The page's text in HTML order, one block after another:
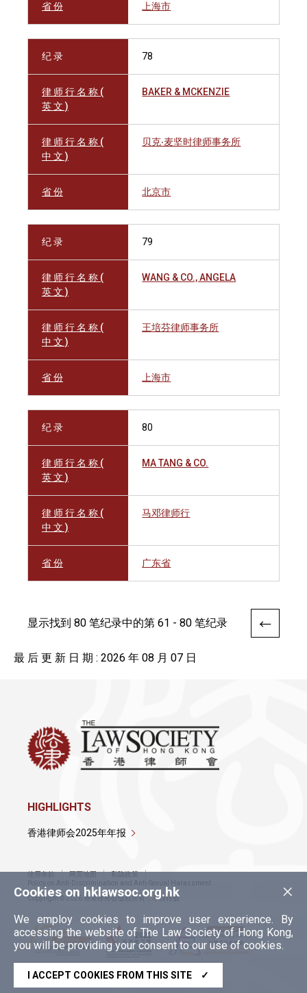
省 份 上海市
纪 录 78
律 师 行 名 称 (
英 文 )
BAKER & MCKENZIE
律 师 行 名 称 (
中 文 )
贝克‧麦坚时律师事务所
省 份 北京市
纪 录 79
律 师 行 名 称 (
英 文 )
WANG & CO., ANGELA
律 师 行 名 称 (
中 文 )
王培芬律师事务所
省 份 上海市
纪 录 80
律 师 行 名 称 (
英 文 )
MA TANG & CO.
律 师 行 名 称 (
中 文 )
马邓律师行
省 份 广东省
显示找到 80 笔纪录中的第 61 - 80 笔纪录
最 后 更 新 日 期 : 2026 年 08 月 07 日
×
Cookies on hklawsoc.org.hk
We employ cookies to improve user experience. By
accessing the website of The Law Society of Hong Kong,
you will be providing your consent to our use of cookies.
I ACCEPT COOKIES FROM THIS SITE ✓
HIGHLIGHTS
香港律师会2025年年报
使用条款 网页地图
私隐政策
Policy on Anti-Discrimination and Anti-Sexual Harassment
Copyright © 2026 香港律师会版权所有，不得转载